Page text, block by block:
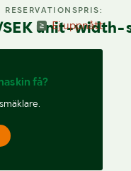
SEK unit-
RESERVATIONSPRIS:
Ej uppnått
få?